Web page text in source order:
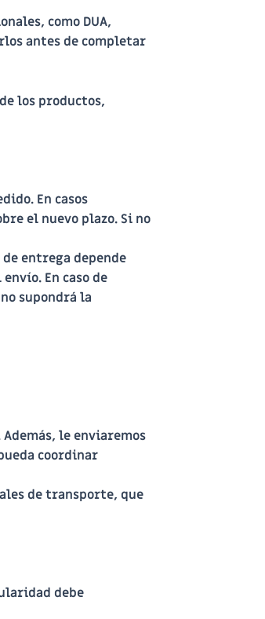
como DUA,
antes de completar
los productos,
En casos
el nuevo plazo. Si no
entrega depende
En caso de
supondrá la
le enviaremos
coordinar
de transporte, que
debe